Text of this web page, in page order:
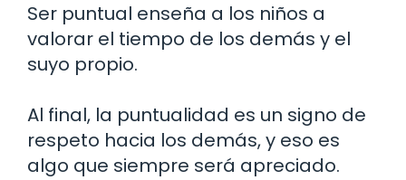
Ser puntual enseña a los niños a
valorar el tiempo de los demás y el
suyo propio.
Al final, la puntualidad es un signo de
respeto hacia los demás, y eso es
algo que siempre será apreciado.